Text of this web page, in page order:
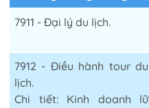
7911 - Đại lý du lịch.
7912 - Điều hành tour du
lịch.
Chi tiết: Kinh doanh lữ